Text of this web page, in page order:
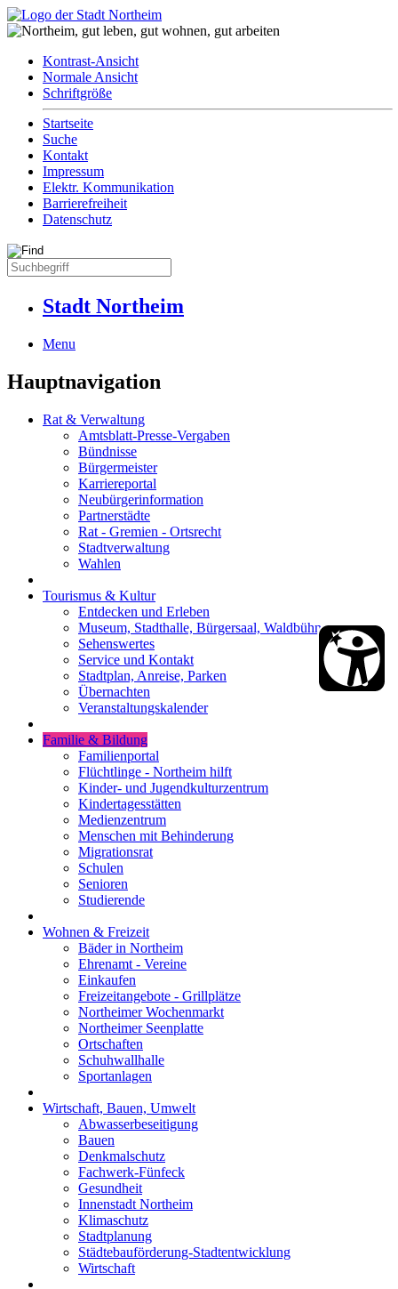
Kontrast-Ansicht
Normale Ansicht
Schriftgröße
Startseite
Suche
Kontakt
Impressum
Elektr. Kommunikation
Barrierefreiheit
Datenschutz
Stadt Northeim
Menu
Hauptnavigation
Rat & Verwaltung
Amtsblatt-Presse-Vergaben
Bündnisse
Bürgermeister
Karriereportal
Neubürgerinformation
Partnerstädte
Rat - Gremien - Ortsrecht
Stadtverwaltung
Wahlen
Tourismus & Kultur
Entdecken und Erleben
Museum, Stadthalle, Bürgersaal, Waldbühne
Sehenswertes
Service und Kontakt
Stadtplan, Anreise, Parken
Übernachten
Veranstaltungskalender
Familie & Bildung
Familienportal
Flüchtlinge - Northeim hilft
Kinder- und Jugendkulturzentrum
Kindertagesstätten
Medienzentrum
Menschen mit Behinderung
Migrationsrat
Schulen
Senioren
Studierende
Wohnen & Freizeit
Bäder in Northeim
Ehrenamt - Vereine
Einkaufen
Freizeitangebote - Grillplätze
Northeimer Wochenmarkt
Northeimer Seenplatte
Ortschaften
Schuhwallhalle
Sportanlagen
Wirtschaft, Bauen, Umwelt
Abwasserbeseitigung
Bauen
Denkmalschutz
Fachwerk-Fünfeck
Gesundheit
Innenstadt Northeim
Klimaschutz
Stadtplanung
Städtebauförderung-Stadtentwicklung
Wirtschaft